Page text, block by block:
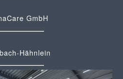
GmbH
Hähnlein